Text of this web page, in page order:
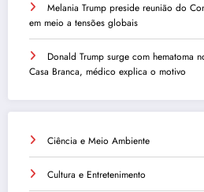
Melania Trump preside reunião do
em meio a tensões globais
Donald Trump surge com hematoma
Casa Branca, médico explica o motivo
Ciência e Meio Ambiente
Cultura e Entretenimento